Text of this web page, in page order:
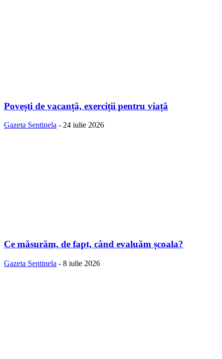
Povești de vacanță, exerciții pentru viață
Gazeta Sentinela - 24 iulie 2026
Ce măsurăm, de fapt, când evaluăm școala?
Gazeta Sentinela - 8 iulie 2026